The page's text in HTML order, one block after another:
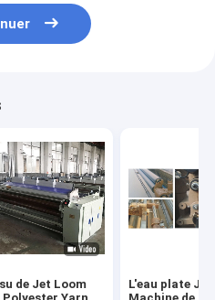
de Jet Loom
L'eau plate